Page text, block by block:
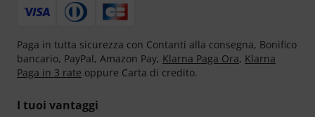
Paga in tutta sicurezza con Contanti alla consegna, Bonifico
bancario, PayPal, Amazon Pay, Klarna Paga Ora, Klarna
Paga in 3 rate oppure Carta di credito.
I tuoi vantaggi